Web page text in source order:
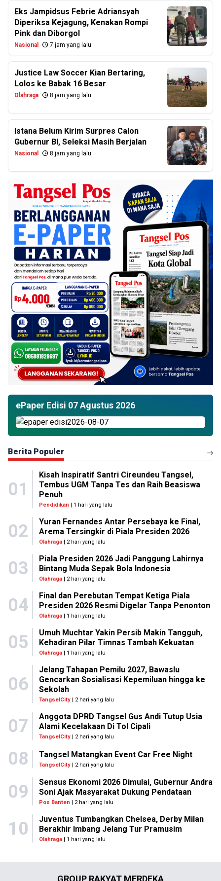
Eks Jampidsus Febrie Adriansyah
Diperiksa Kejagung, Kenakan Rompi
Pink dan Diborgol
Nasional 7 jam yang lalu
Justice Law Soccer Kian Bertaring,
Lolos ke Babak 16 Besar
Olahraga 8 jam yang lalu
Istana Belum Kirim Surpres Calon
Gubernur BI, Seleksi Masih Berjalan
Nasional 8 jam yang lalu
ePaper Edisi 07 Agustus 2026
Berita Populer
01
Kisah Inspiratif Santri Cireundeu Tangsel,
Tembus UGM Tanpa Tes dan Raih Beasiswa
Penuh
Pendidikan | 1 hari yang lalu
02
Yuran Fernandes Antar Persebaya ke Final,
Arema Tersingkir di Piala Presiden 2026
Olahraga| 2 hari yang lalu
03
Piala Presiden 2026 Jadi Panggung Lahirnya
Bintang Muda Sepak Bola Indonesia
Olahraga| 2 hari yang lalu
04
Final dan Perebutan Tempat Ketiga Piala
Presiden 2026 Resmi Digelar Tanpa Penonton
Olahraga| 1 hari yang lalu
05
Umuh Muchtar Yakin Persib Makin Tangguh,
Kehadiran Pilar Timnas Tambah Kekuatan
Olahraga| 1 hari yang lalu
06
Jelang Tahapan Pemilu 2027, Bawaslu
Gencarkan Sosialisasi Kepemiluan hingga ke
Sekolah
TangselCity| 2 hari yang lalu
07
Anggota DPRD Tangsel Gus Andi Tutup Usia
Alami Kecelakaan Di Tol Cipali
TangselCity| 2 hari yang lalu
08 Tangsel Matangkan Event Car Free Night
TangselCity | 2 hari yang lalu
09
Sensus Ekonomi 2026 Dimulai, Gubernur Andra
Soni Ajak Masyarakat Dukung Pendataan
Pos Banten | 2 hari yang lalu
10
Juventus Tumbangkan Chelsea, Derby Milan
Berakhir Imbang Jelang Tur Pramusim
Olahraga| 1 hari yang lalu
GROUP RAKYAT MERDEKA